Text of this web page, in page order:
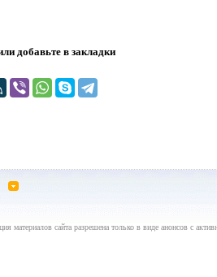
добавьте в закладки
материалов сайта разрешена только в виде анонсов с